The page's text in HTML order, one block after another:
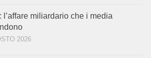
l’affare miliardario che i media
2026